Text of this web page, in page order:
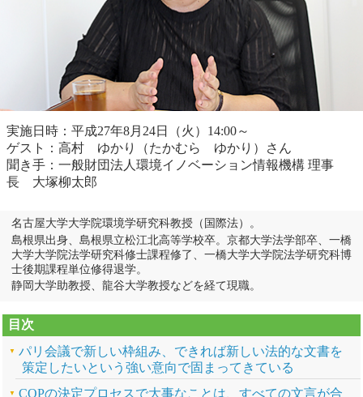
実施日時：平成27年8月24日（火）14:00～
ゲスト：高村 ゆかり（たかむら ゆかり）さん
聞き手：一般財団法人環境イノベーション情報機構 理事
長 大塚柳太郎
名古屋大学大学院環境学研究科教授（国際法）。
島根県出身、島根県立松江北高等学校卒。京都大学法学部卒、一橋
大学大学院法学研究科修士課程修了、一橋大学大学院法学研究科博
士後期課程単位修得退学。
静岡大学助教授、龍谷大学教授などを経て現職。
目次
パリ会議で新しい枠組み、できれば新しい法的な文書を
策定したいという強い意向で固まってきている
COPの決定プロセスで大事なことは、すべての文言が合